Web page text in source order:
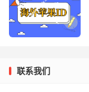
联系我们